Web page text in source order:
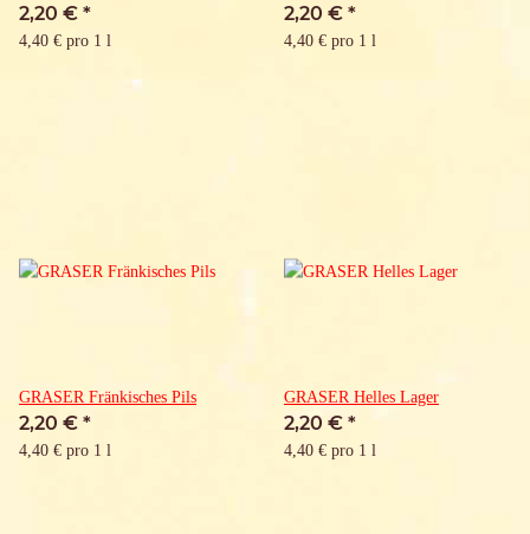
2,20 € *
4,40 € pro 1 l
2,20 € *
4,40 € pro 1 l
GRASER Fränkisches Pils
2,20 € *
4,40 € pro 1 l
GRASER Helles Lager
2,20 € *
4,40 € pro 1 l